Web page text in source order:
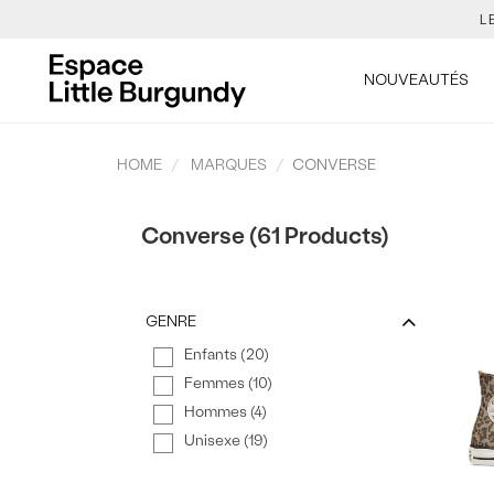
TON
LES
NOUVEAUTÉS
HOME MARQUES CONVERSE
Converse (61 Products)
GENRE
Enfants (20)
Femmes (10)
Hommes (4)
Unisexe (19)